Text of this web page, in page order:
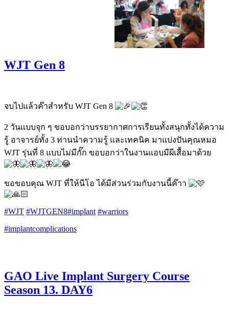
WJT Gen 8
จบไปแล้วค๊าสำหรับ WJT Gen 8
2 วันเเบบจุก ๆ ขอบอกว่าบรรยากาศการเรียนทั้งสนุกทั้งได้ความ
รู้ อาจารย์ทั้ง 3 ท่านนำความรู้ และเทคนิค มาแบ่งปันคุณหมอ
WJT รุ่นที่ 8 แบบไม่มีกั๊ก ขอบอกว่าในงานแอบมีผีเสื้อมาด้วย
ขอขอบคุณ WJT ที่ให้นีโอ ได้มีส่วนร่วมกับงานนี้ค๊าา
#WJT #WJTGEN8#implant #warriors
#implantcomplications
GAO Live Implant Surgery Course
Season 13. DAY6